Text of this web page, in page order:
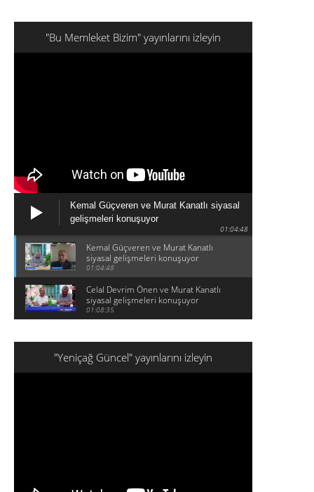
"Bu Memleket Bizim" yayınlarını izleyin
Kemal Güçveren ve Murat Kanatlı siyasal
gelişmeleri konuşuyor
01:04:48
Kemal Güçveren ve Murat Kanatlı
siyasal gelişmeleri konuşuyor
01:04:48
Celal Devrim Önen ve Murat Kanatlı
siyasal gelişmeleri konuşuyor
01:08:35
"Yeniçağ Güncel" yayınlarını izleyin